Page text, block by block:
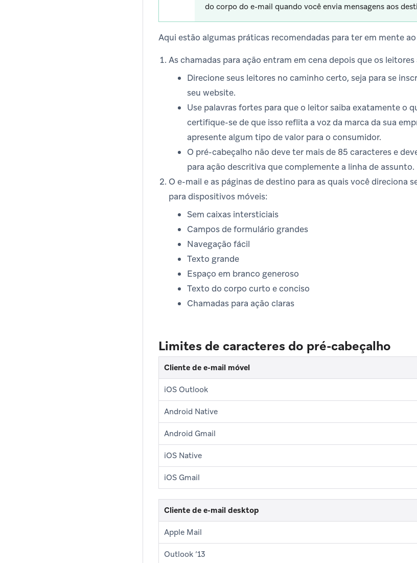
do corpo do e-mail quando você envia mensagens aos
Aqui estão algumas práticas recomendadas para ter em mente
As chamadas para ação entram em cena depois que os
Direcione seus leitores no caminho certo, seja para se
seu website.
Use palavras fortes para que o leitor saiba exatamente o
certifique-se de que isso reflita a voz da marca da sua
apresente algum tipo de valor para o consumidor.
O pré-cabeçalho não deve ter mais de 85 caracteres e
para ação descritiva que complemente a linha de assunto.
O e-mail e as páginas de destino para as quais você direciona
para dispositivos móveis:
Sem caixas intersticiais
Campos de formulário grandes
Navegação fácil
Texto grande
Espaço em branco generoso
Texto do corpo curto e conciso
Chamadas para ação claras
Limites de caracteres do pré-cabeçalho
Cliente de e-mail móvel
iOS Outlook
Android Native
Android Gmail
iOS Native
iOS Gmail
Cliente de e-mail desktop
Apple Mail
Outlook ‘13